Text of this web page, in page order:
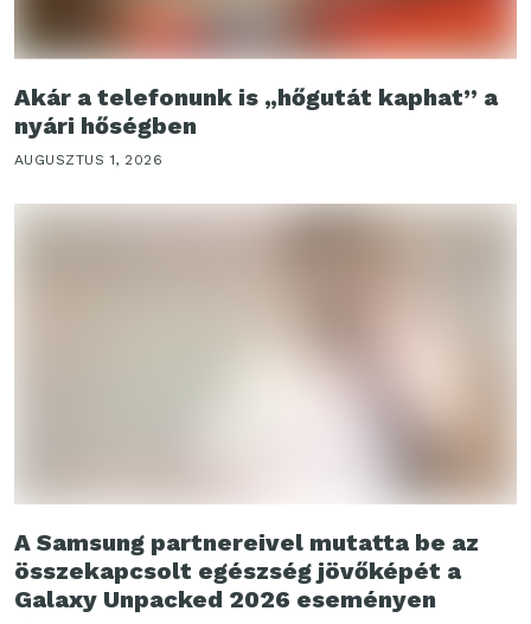
Akár a telefonunk is „hőgutát kaphat” a
nyári hőségben
AUGUSZTUS 1, 2026
A Samsung partnereivel mutatta be az
összekapcsolt egészség jövőképét a
Galaxy Unpacked 2026 eseményen